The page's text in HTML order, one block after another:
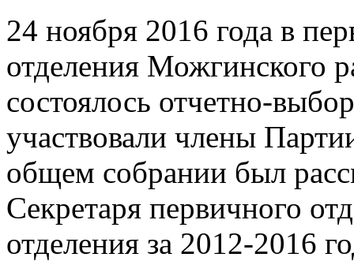
24 ноября 2016 года в
отделения Можгинского
состоялось отчетно-
участвовали члены
общем собрании был
Секретаря первичного
отделения за 2012-2016